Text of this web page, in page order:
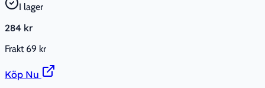
I lager
284 kr
Frakt 69 kr
Köp Nu